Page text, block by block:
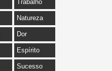
Trabalho
Natureza
Dor
Espírito
Sucesso